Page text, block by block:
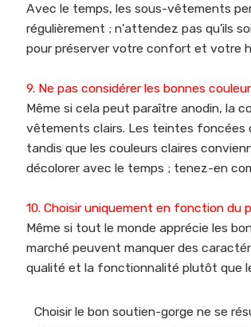
Avec le temps, les sous-vêtements
régulièrement ; n'attendez pas qu'ils
pour préserver votre confort et votre
9. Ne pas considérer les bonnes
Même si cela peut paraître anodin, la
vêtements clairs. Les teintes foncées
tandis que les couleurs claires
décolorer avec le temps ; tenez-en
10. Choisir uniquement en fonction du
Même si tout le monde apprécie les
marché peuvent manquer des
qualité et la fonctionnalité plutôt que
Choisir le bon soutien-gorge ne se